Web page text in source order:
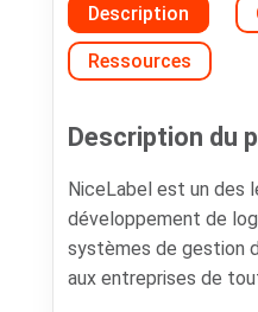
Description
Ressources
Description du
NiceLabel est un des
développement de
systèmes de gestion
aux entreprises de